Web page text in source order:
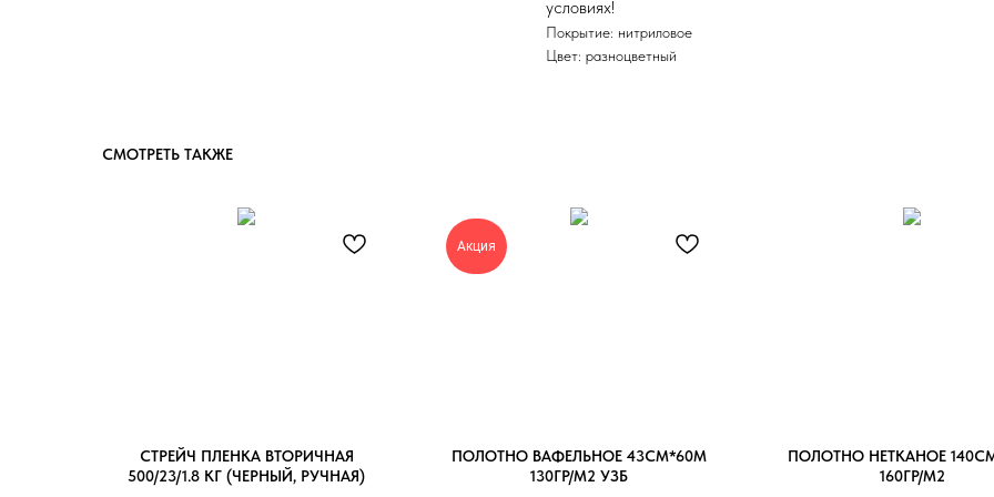
условиях!
Покрытие: нитриловое
Цвет: разноцветный
СМОТРЕТЬ ТАКЖЕ
СТРЕЙЧ ПЛЕНКА ВТОРИЧНАЯ
500/23/1.8 КГ (ЧЕРНЫЙ, РУЧНАЯ)
Акция
ПОЛОТНО ВАФЕЛЬНОЕ 43СМ*60М
130ГР/М2 УЗБ
ПОЛОТНО НЕТКАНОЕ
160ГР/М2